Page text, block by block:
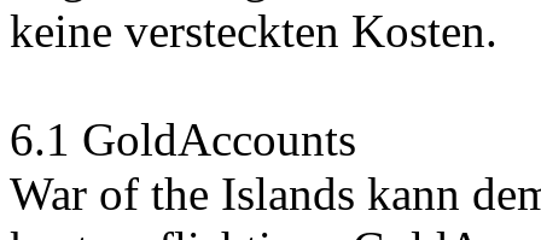
keine versteckten Kosten.
6.1 GoldAccounts
War of the Islands kann